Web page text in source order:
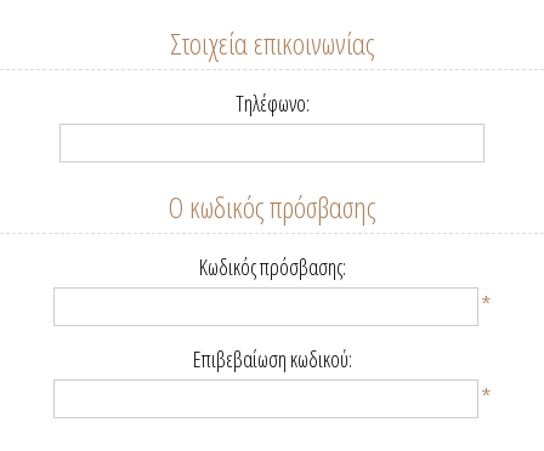
Στοιχεία επικοινωνίας
Τηλέφωνο:
Ο κωδικός πρόσβασης
Κωδικός πρόσβασης:
*
Επιβεβαίωση κωδικού:
*